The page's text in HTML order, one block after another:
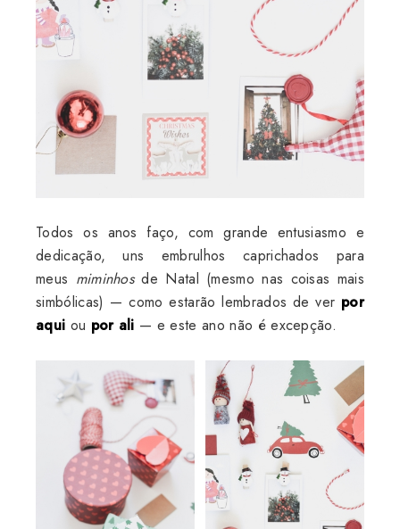
Todos os anos faço, com grande entusiasmo e
dedicação, uns embrulhos caprichados para
meus miminhosde Natal (mesmo nas coisas mais
simbólicas) — como estarão lembrados de ver por
aqui ou por ali — e este ano não é excepção.